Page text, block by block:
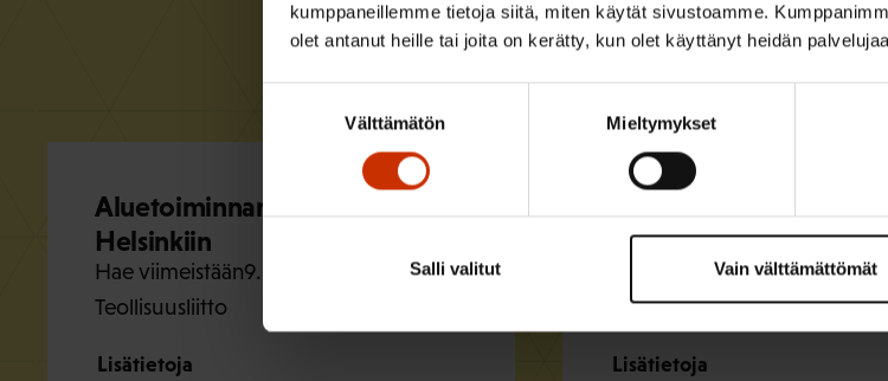
kumppaneillemme tietoja siitä, miten käytät sivustoamme.
olet antanut heille tai joita on kerätty, kun olet käyttänyt heidän
Välttämätön Mieltymykset
Vain välttämättömät
Salli valitut
Uusimmat
Aluetoiminnan sihteeri
Helsinkiin
Hae viimeistään9.8.2026
Teollisuusliitto
Lisätietoja
Tampereelle
Hae viimeistään14.8.2026
Julkisten ja hyvinvointialojen
Lisätietoja